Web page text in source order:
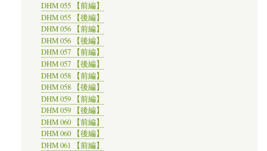
DHM 055 【前編】
DHM 055 【後編】
DHM 056 【前編】
DHM 056 【後編】
DHM 057 【前編】
DHM 057 【後編】
DHM 058 【前編】
DHM 058 【後編】
DHM 059 【前編】
DHM 059 【後編】
DHM 060 【前編】
DHM 060 【後編】
DHM 061 【前編】